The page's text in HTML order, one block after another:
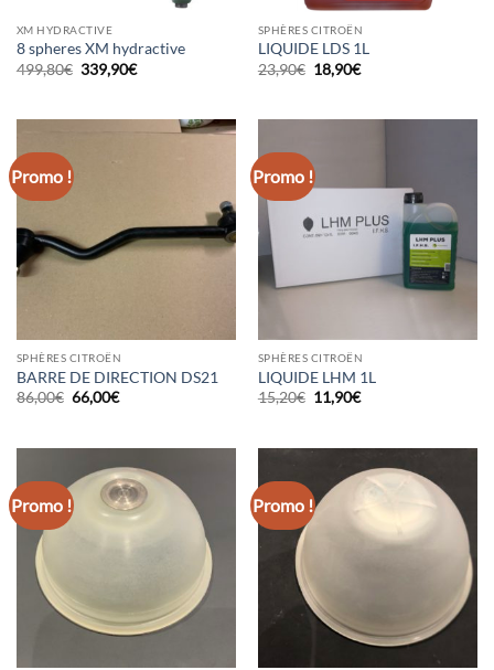
XM HYDRACTIVE
8 spheres XM hydractive
499,80€ Le
339,90€Le
339,90€.
SPHÈRES CITROËN
LIQUIDE LDS 1L
23,90€ Le
prix
18,90€Le
Promo !
SPHÈRES CITROËN
BARRE DE DIRECTION DS21
86,00€ Le
prix
86,00€.
66,00€Le
66,00€.
Promo !
SPHÈRES CITROËN
LIQUIDE LHM 1L
15,20€ Le
prix
15,20€.
11,90€Le
11,90€.
Promo ! Promo !